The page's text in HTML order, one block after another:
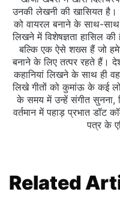
उनकी लेखनी की खासियत है।
को वायरल बनाने के साथ-
लिखने में विशेषज्ञता हासिल
बल्कि एक ऐसे शख्स हैं जो
बनाने के लिए तत्पर रहते हैं।
कहानियां लिखने के साथ ही
लिखे गीतों को कुमांऊ के कई
के समय में उन्हें संगीत सुनना,
वर्तमान में पहाड़ प्रभात डॉट
पत्र के
Related